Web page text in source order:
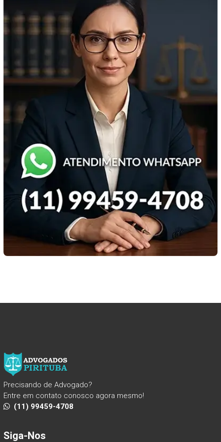
Precisando de Advogado?
Entre em contato conosco agora mesmo!
(11) 99459-4708
Siga-Nos